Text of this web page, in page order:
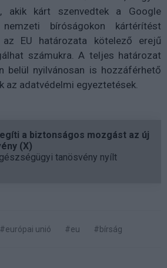
akik kárt szenvedtek a Google
bíróságokon kártérítést
az EU határozata kötelező erejű
számukra. A teljes határozat
belül nyilvánosan is hozzáférhető
az adatvédelmi egyeztetések.
a biztonságos mozgást az új
(X)
tanösvény nyílt
#európai unió #eu #bírság